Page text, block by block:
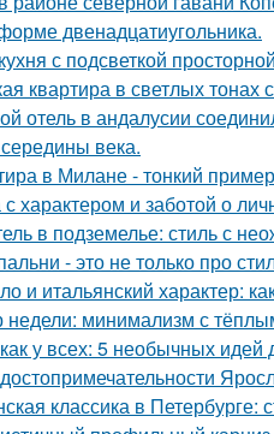
двенадцатиугольника.
с подсветкой
квартира в светлых
отель в андалусии
века.
в Милане - тонкий
характером и заботой о
в подземелье: стиль с
- это не только про
и итальянский характер:
недели: минимализм с
у всех: 5 необычных
классика в